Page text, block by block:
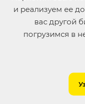
и реализуем ее
вас другой
погрузимся в